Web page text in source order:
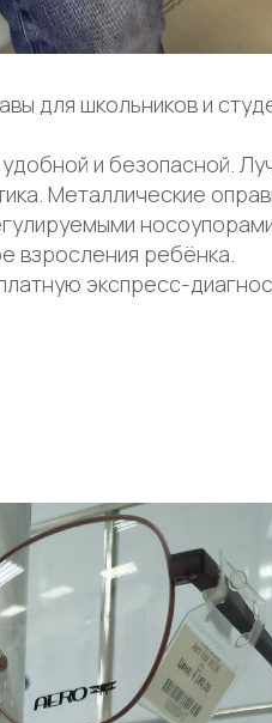
для школьников и
и безопасной.
Металлические
взросления ребёнка.
экспресс-